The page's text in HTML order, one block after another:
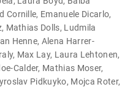
Cornille, Emanuele Dicarlo,
Mathias Dolls, Ludmila
Henne, Alena Harrer-
Max Lay, Laura Lehtonen,
Calder, Mathias Moser,
Pidkuyko, Mojca Roter,